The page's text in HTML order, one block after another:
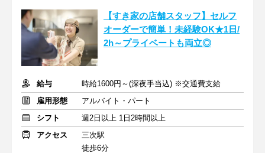
【すき家の店舗スタッフ】セルフ
オーダーで簡単！未経験OK★1日/
2h～プライベートも両立◎
給与
時給1600円～(深夜手当込) ※交通費支給
雇用形態
アルバイト・パート
シフト
週2日以上 1日2時間以上
アクセス
三次駅
徒歩6分